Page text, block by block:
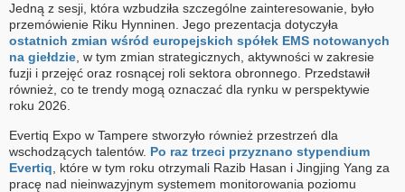
Jedną z sesji, która wzbudziła szczególne zainteresowanie, było
przemówienie Riku Hynninen. Jego prezentacja dotyczyła
ostatnich zmian wśród europejskich spółek EMS notowanych
na giełdzie, w tym zmian strategicznych, aktywności w zakresie
fuzji i przejęć oraz rosnącej roli sektora obronnego. Przedstawił
również, co te trendy mogą oznaczać dla rynku w perspektywie
roku 2026.
Evertiq Expo w Tampere stworzyło również przestrzeń dla
wschodzących talentów. Po raz trzeci przyznano stypendium
Evertiq , które w tym roku otrzymali Razib Hasan i Jingjing Yang za
pracę nad nieinwazyjnym systemem monitorowania poziomu